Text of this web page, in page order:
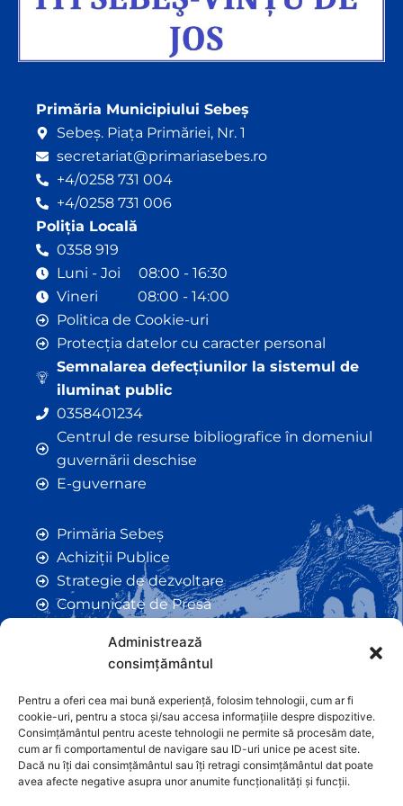
Administrează
consimțământul
Pentru a oferi cea mai bună experiență, folosim tehnologii, cum ar fi
cookie-uri, pentru a stoca și/sau accesa informațiile despre dispozitive.
Consimțământul pentru aceste tehnologii ne permite să procesăm date,
cum ar fi comportamentul de navigare sau ID-uri unice pe acest site.
Dacă nu îți dai consimțământul sau îți retragi consimțământul dat poate
avea afecte negative asupra unor anumite funcționalități și funcții.
Primăria Municipiului Sebeș
Sebeș. Piața Primăriei, Nr. 1
secretariat@primariasebes.ro
+4/0258 731 004
+4/0258 731 006
Poliția Locală
0358 919
Luni - Joi 08:00 - 16:30
Vineri 08:00 - 14:00
Politica de Cookie-uri
Protecția datelor cu caracter personal
Semnalarea defecțiunilor la sistemul de
iluminat public
0358401234
Centrul de resurse bibliografice în domeniul
guvernării deschise
E-guvernare
Primăria Sebeș
Achiziții Publice
Strategie de dezvoltare
Comunicate de Presă
Anunțuri
Hotarâri de Consiliu
Certificate de Urbanism
Autorizații de Construcții
Orașe Înfrățite
Contact